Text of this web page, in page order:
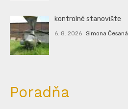
kontrolné stanovište
6. 8. 2026 Simona Česaná
Poradňa